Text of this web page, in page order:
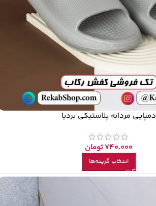
دمپایی مردانه پلاستیکی بردیا
740.000تومان
انتخاب گزینه‌ها